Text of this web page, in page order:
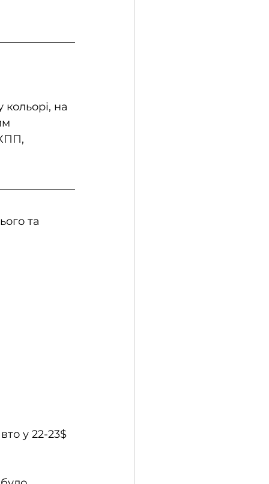
на
та
у 22-23$